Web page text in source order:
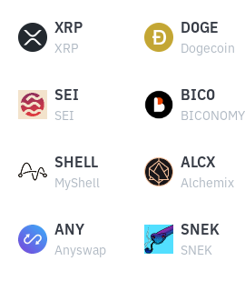
XRP
XRP
DOGE
Dogecoin
SEI
SEI
BICO
BICONOMY
SHELL
MyShell
ALCX
Alchemix
ANY
Anyswap
SNEK
SNEK